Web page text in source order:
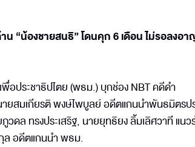
“น้องชายสนธิ” โดนคุก 6 เดือน ไม่รอลงอ
ประชาธิปไตย (พธม.) บุกช่อง NBT คดีดำ
สมเกียรติ พงษ์ไพบูลย์ อดีตแกนนำพันธมิตรป
ดล ทรงประเสริฐ, นายยุทธิยง ลิ้มเลิศวาที แนว
ล อดีตแกนนำ พธม.